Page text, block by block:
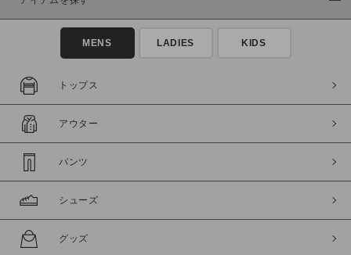
商品タイプ
通常商品 予約商品
在庫
在庫あり 在庫なし含む
MENS LADIES KIDS
トップス
アウター
パンツ
シューズ
グッズ